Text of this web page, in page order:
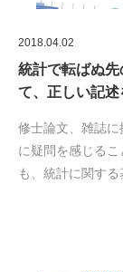
2018.04.02
統計で転ばぬ
て、正しい記
修士論文、雑誌
に疑問を感じる
も、統計に関す